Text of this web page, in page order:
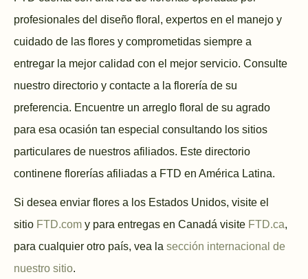
profesionales del diseño floral, expertos en el manejo y
cuidado de las flores y comprometidas siempre a
entregar la mejor calidad con el mejor servicio. Consulte
nuestro directorio y contacte a la florería de su
preferencia. Encuentre un arreglo floral de su agrado
para esa ocasión tan especial consultando los sitios
particulares de nuestros afiliados. Este directorio
continene florerías afiliadas a FTD en América Latina.
Si desea enviar flores a los Estados Unidos, visite el
sitio FTD.com y para entregas en Canadá visite FTD.ca,
para cualquier otro país, vea la sección internacional de
nuestro sitio.